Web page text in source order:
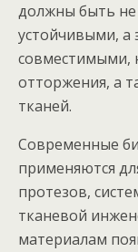
должны быть
устойчивыми, а
совместимыми,
отторжения, а
тканей.
Современные
применяются
протезов,
тканевой
материалам